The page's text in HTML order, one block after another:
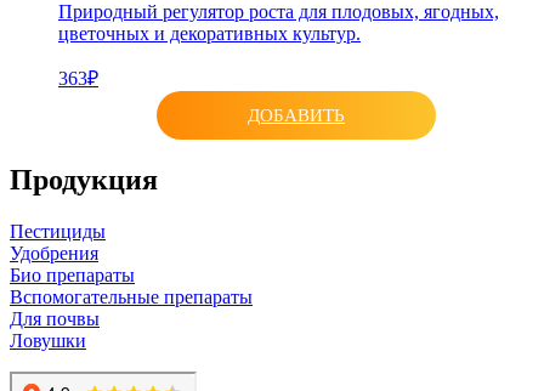
Природный регулятор роста для плодовых, ягодных,
цветочных и декоративных культур.
363₽
ДОБАВИТЬ
Продукция
Пестициды
Удобрения
Био препараты
Вспомогательные препараты
Для почвы
Ловушки